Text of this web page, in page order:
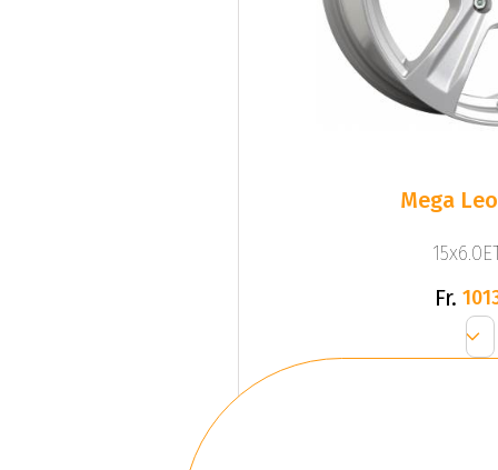
Mega
Fr.